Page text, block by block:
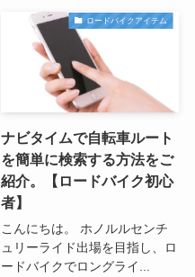
ロードバイクアイテム
ナビタイムで自転車ルート
を簡単に検索する方法をご
紹介。【ロードバイク初心
者】
こんにちは。 ホノルルセンチ
ュリーライド出場を目指し、ロ
ードバイクでロングライ...